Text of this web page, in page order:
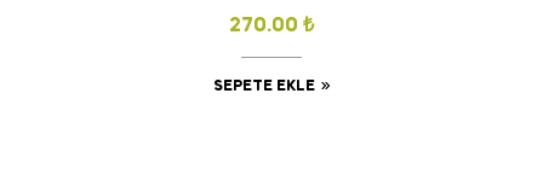
270.00 ₺
SEPETE EKLE